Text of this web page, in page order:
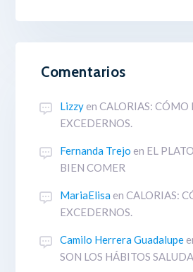
Comentarios
Lizzyen CALORIAS: CÓMO
EXCEDERNOS.
Fernanda Trejo en EL
BIEN COMER
MariaElisaen CALORIAS:
EXCEDERNOS.
Camilo Herrera Guadalupe
SON LOS HÁBITOS